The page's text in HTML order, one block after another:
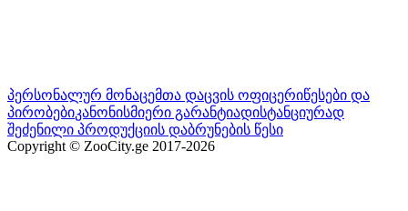
პერსონალურ მონაცემთა დაცვის ოფიცერიწესები და
პირობებიკანონისმიერი გარანტიადისტანციურად
შეძენილი პროდუქციის დაბრუნების წესი
Copyright © ZooCity.ge 2017-2026